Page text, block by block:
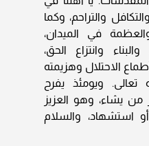
والتراحم، وكما
في الميدان،
وانتزاع الحق،
الاحتلال وهزيمته
تعالى. ويومئذ يفرح
من يشاء، وهو العزيز
استشهاد، والسلام